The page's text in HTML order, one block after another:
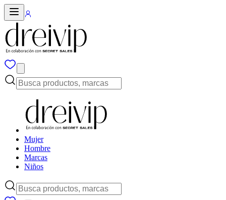
Mujer
Hombre
Marcas
Niños